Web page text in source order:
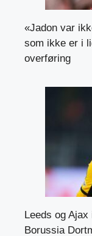
«Jadon var
som ikke er i
overføring
Leeds og
Borussia